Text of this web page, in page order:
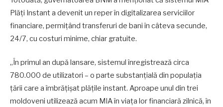
Plăți Instant a devenit un reper în digitalizarea serviciilor
financiare, permițând transferuri de bani în câteva secunde,
24/7, cu costuri minime, chiar gratuite.
„În primul an după lansare, sistemul înregistrează circa
780.000 de utilizatori – o parte substanțială din populația
țării care a îmbrățișat plățile instant. Aproape unul din trei
moldoveni utilizează acum MIA în viața lor financiară zilnică, în